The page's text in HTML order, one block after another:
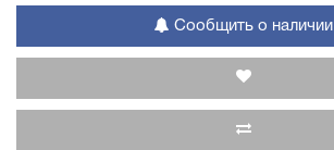
Сообщить о наличии